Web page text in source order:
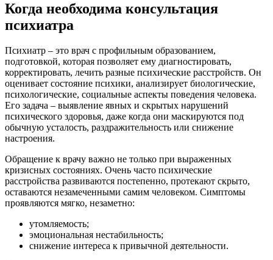
Когда необходима консультация
психиатра
Психиатр – это врач с профильным образованием,
подготовкой, которая позволяет ему диагностировать,
корректировать, лечить разные психические расстройств. Он
оценивает состояние психики, анализирует биологические,
психологические, социальные аспекты поведения человека.
Его задача – выявление явных и скрытых нарушений
психического здоровья, даже когда они маскируются под
обычную усталость, раздражительность или снижение
настроения.
Обращение к врачу важно не только при выраженных
кризисных состояниях. Очень часто психические
расстройства развиваются постепенно, протекают скрыто,
оставаются незамеченными самим человеком. Симптомы
проявляются мягко, незаметно:
утомляемость;
эмоциональная нестабильность;
снижение интереса к привычной деятельности.